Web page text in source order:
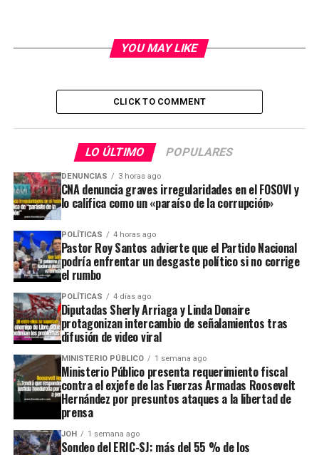
YOU MAY LIKE
CLICK TO COMMENT
LO ÚLTIMO POPULARES
DENUNCIAS 3 horas ago
CNA denuncia graves irregularidades en el FOSOVI y
lo califica como un «paraíso de la corrupción»
POLÍTICAS 4 horas ago
Pastor Roy Santos advierte que el Partido Nacional
podría enfrentar un desgaste político si no corrige
el rumbo
POLÍTICAS 4 días ago
Diputadas Sherly Arriaga y Linda Donaire
protagonizan intercambio de señalamientos tras
difusión de video viral
MINISTERIO PÚBLICO 1 semana ago
Ministerio Público presenta requerimiento fiscal
contra el exjefe de las Fuerzas Armadas Roosevelt
Hernández por presuntos ataques a la libertad de
prensa
JOH 1 semana ago
Sondeo del ERIC-SJ: más del 55 % de los